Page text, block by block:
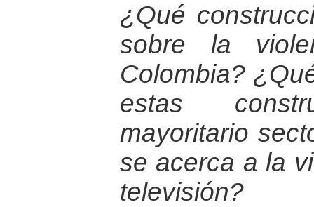
¿Qué
sobre la
Colombia?
estas
mayoritario
se acerca a la
televisión?